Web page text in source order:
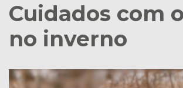
Cuidados com
no inverno